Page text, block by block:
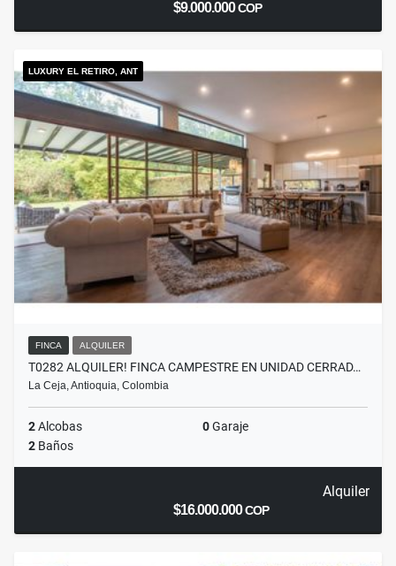
$9.000.000COP
LUXURY EL RETIRO, ANT
FINCA ALQUILER
T0282 ALQUILER! FINCA CAMPESTRE EN UNIDAD CERRAD…
La Ceja, Antioquia, Colombia
2Alcobas 0Garaje
2 Baños
Alquiler
$16.000.000COP